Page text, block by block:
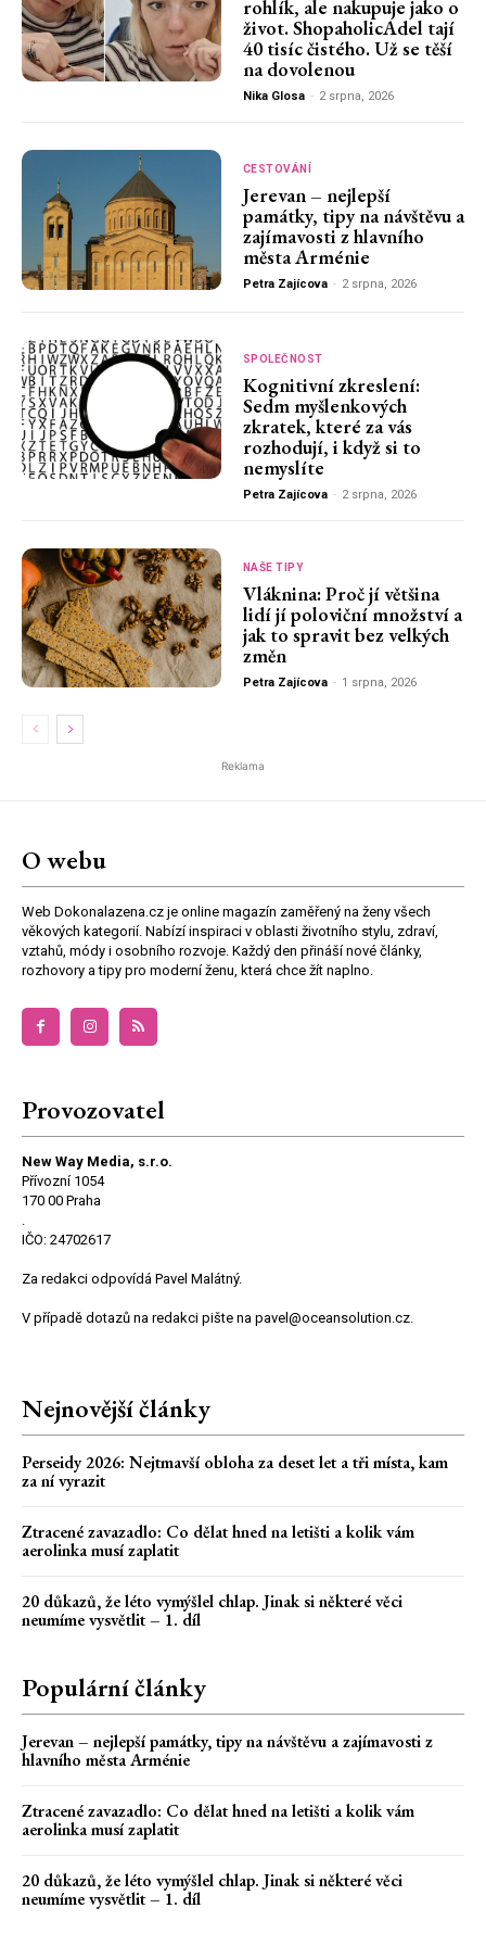
rohlík, ale nakupuje jako o
život. ShopaholicAdel tají
40 tisíc čistého. Už se těší
na dovolenou
Nika Glosa - 2 srpna, 2026
CESTOVÁNÍ
Jerevan – nejlepší
památky, tipy na návštěvu a
zajímavosti z hlavního
města Arménie
Petra Zajícova - 2 srpna, 2026
SPOLEČNOST
Kognitivní zkreslení:
Sedm myšlenkových
zkratek, které za vás
rozhodují, i když si to
nemyslíte
Petra Zajícova - 2 srpna, 2026
NAŠE TIPY
Vláknina: Proč jí většina
lidí jí poloviční množství a
jak to spravit bez velkých
změn
Petra Zajícova - 1 srpna, 2026
Reklama
O webu
Web Dokonalazena.cz je online magazín zaměřený na ženy všech
věkových kategorií. Nabízí inspiraci v oblasti životního stylu, zdraví,
vztahů, módy i osobního rozvoje. Každý den přináší nové články,
rozhovory a tipy pro moderní ženu, která chce žít naplno.
Provozovatel
New Way Media, s.r.o.
Přívozní 1054
170 00 Praha
.
IČO: 24702617
Za redakci odpovídá Pavel Malátný.
V případě dotazů na redakci pište na pavel@oceansolution.cz.
Nejnovější články
Perseidy 2026: Nejtmavší obloha za deset let a tři místa, kam
za ní vyrazit
Ztracené zavazadlo: Co dělat hned na letišti a kolik vám
aerolinka musí zaplatit
20 důkazů, že léto vymýšlel chlap. Jinak si některé věci
neumíme vysvětlit – 1. díl
Populární články
Jerevan – nejlepší památky, tipy na návštěvu a zajímavosti z
hlavního města Arménie
Ztracené zavazadlo: Co dělat hned na letišti a kolik vám
aerolinka musí zaplatit
20 důkazů, že léto vymýšlel chlap. Jinak si některé věci
neumíme vysvětlit – 1. díl